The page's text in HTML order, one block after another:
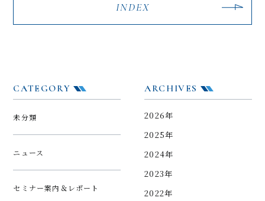
INDEX
CATEGORY
未分類
ニュース
セミナー案内＆レポート
ARCHIVES
2026年
2025年
2024年
2023年
2022年